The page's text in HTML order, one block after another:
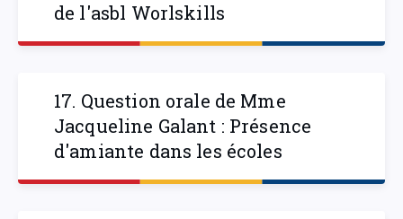
de l'asbl Worlskills
17. Question orale de Mme
Jacqueline Galant : Présence
d'amiante dans les écoles